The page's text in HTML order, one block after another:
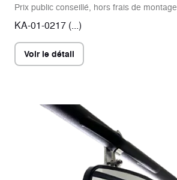
Prix public conseillé, hors frais de montage
KA-01-0217 (...)
Voir le détail